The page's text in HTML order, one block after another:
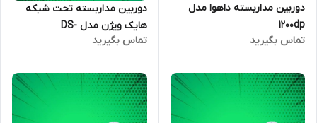
دوربین مداربسته داهوا مدل
1200dp
تماس بگیرید
دوربین مداربسته تحت شبکه
هایک ویژن مدل DS-
2CD1123G0E-I
تماس بگیرید